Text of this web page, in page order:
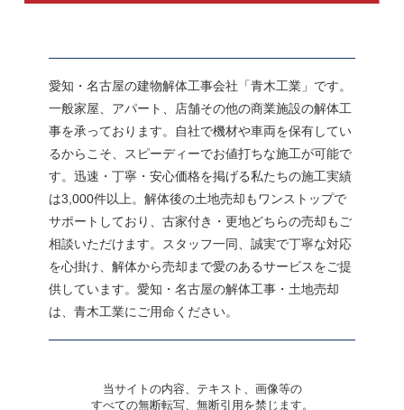
愛知・名古屋の建物解体工事会社「青木工業」です。
一般家屋、アパート、店舗その他の商業施設の解体工
事を承っております。自社で機材や車両を保有してい
るからこそ、スピーディーでお値打ちな施工が可能で
す。迅速・丁寧・安心価格を掲げる私たちの施工実績
は3,000件以上。解体後の土地売却もワンストップで
サポートしており、古家付き・更地どちらの売却もご
相談いただけます。スタッフ一同、誠実で丁寧な対応
を心掛け、解体から売却まで愛のあるサービスをご提
供しています。愛知・名古屋の解体工事・土地売却
は、青木工業にご用命ください。
当サイトの内容、テキスト、画像等の
すべての無断転写、無断引用を禁じます。